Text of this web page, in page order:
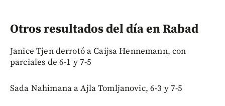
Otros resultados del día en Rabad
Janice Tjen derrotó a Caijsa Hennemann, con
parciales de 6-1 y 7-5
Sada Nahimana a Ajla Tomljanovic, 6-3 y 7-5